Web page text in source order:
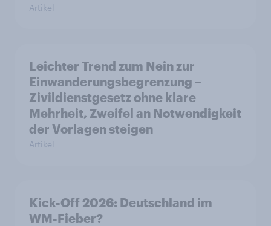
Artikel
Leichter Trend zum Nein zur
Einwanderungsbegrenzung –
Zivildienstgesetz ohne klare
Mehrheit, Zweifel an Notwendigkeit
der Vorlagen steigen
Artikel
Kick-Off 2026: Deutschland im
WM-Fieber?